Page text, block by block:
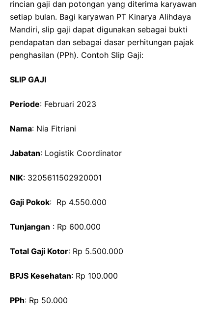
rincian gaji dan potongan yang diterima karyawan
setiap bulan. Bagi karyawan PT Kinarya Alihdaya
Mandiri, slip gaji dapat digunakan sebagai bukti
pendapatan dan sebagai dasar perhitungan pajak
penghasilan (PPh). Contoh Slip Gaji:
SLIP GAJI
Periode: Februari 2023
Nama: Nia Fitriani
Jabatan: Logistik Coordinator
NIK: 3205611502920001
Gaji Pokok: Rp 4.550.000
Tunjangan : Rp 600.000
Total Gaji Kotor: Rp 5.500.000
BPJS Kesehatan: Rp 100.000
PPh: Rp 50.000